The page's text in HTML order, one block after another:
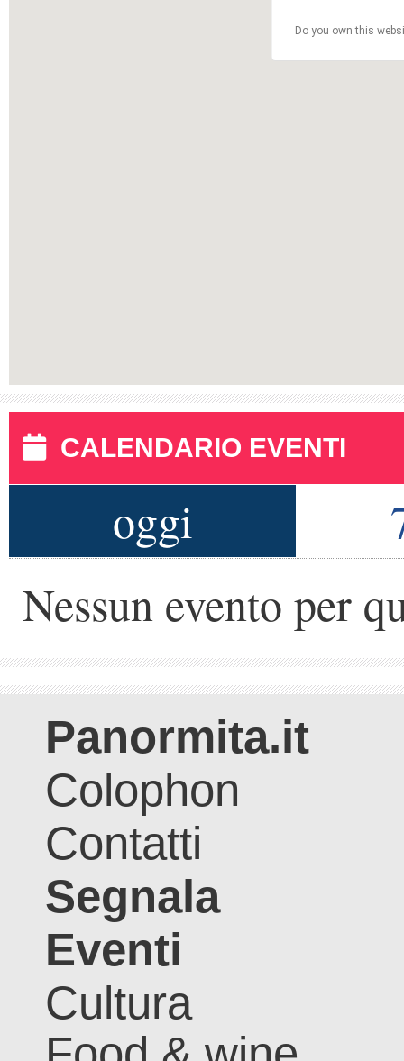
Do you own this
CALENDARIO EVENTI
oggi
Nessun evento per
Panormita.it
Colophon
Contatti
Segnala
Eventi
Cultura